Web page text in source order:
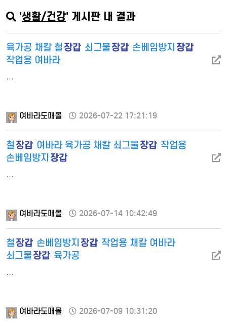
'생활/건강' 게시판 내 결과
육가공 채칼 철 장갑 쇠그물장갑 손베임방지 장갑
작업용 여바라
…
여바라도매몰 2026-07-22 17:21:19
철 장갑 여바라 육가공 채칼 쇠그물장갑 작업용
손베임방지 장갑
…
여바라도매몰 2026-07-14 10:42:49
철 장갑 손베임방지 장갑 작업용 채칼 여바라
쇠그물장갑 육가공
…
여바라도매몰 2026-07-09 10:31:20